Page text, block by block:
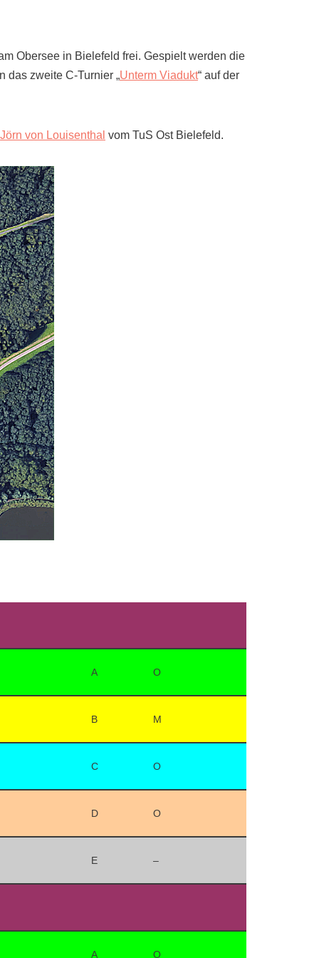
Obersee in Bielefeld frei. Gespielt werden die
das zweite C-Turnier „Unterm Viadukt“ auf der
Jörn von Louisenthal vom TuS Ost Bielefeld.
A O
B M
C O
D O
E –
A O